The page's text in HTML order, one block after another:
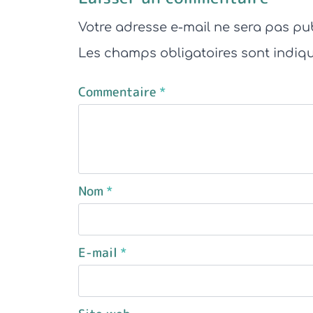
Votre adresse e-mail ne sera pas
Les champs obligatoires sont
Commentaire *
Nom *
E-mail *